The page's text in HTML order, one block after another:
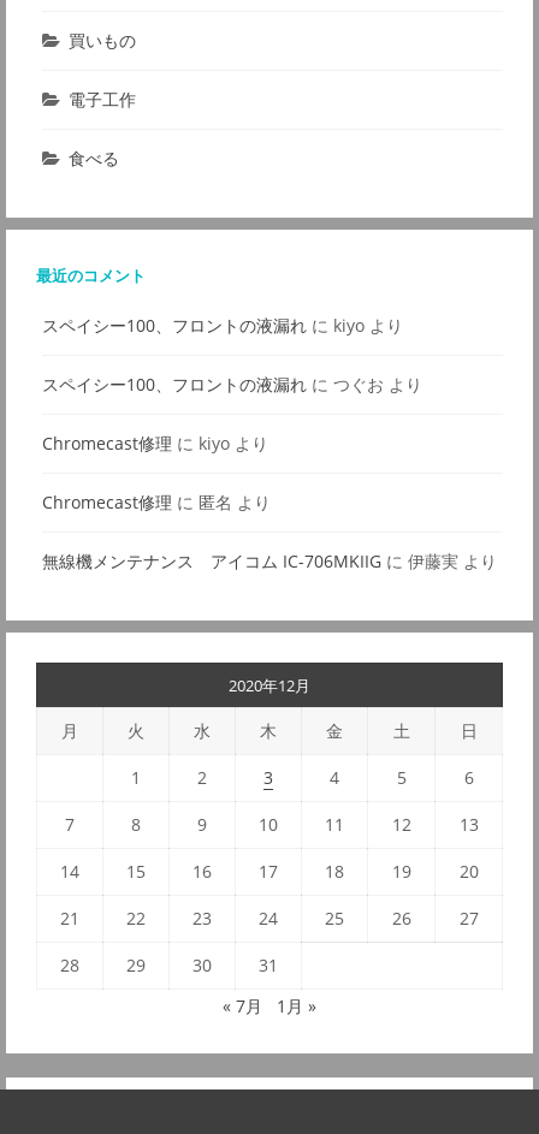
買いもの
電子工作
食べる
最近のコメント
スペイシー100、フロントの液漏れ に kiyo より
スペイシー100、フロントの液漏れ に つぐお より
Chromecast修理 に kiyo より
Chromecast修理 に 匿名 より
無線機メンテナンス アイコム IC-706MKIIG に 伊藤実 より
2020年12月
月 火 水 木 金 土 日
1 2 3 4 5 6
7 8 9 10 11 12 13
14 15 16 17 18 19 20
21 22 23 24 25 26 27
28 29 30
31
« 7月
1月 »